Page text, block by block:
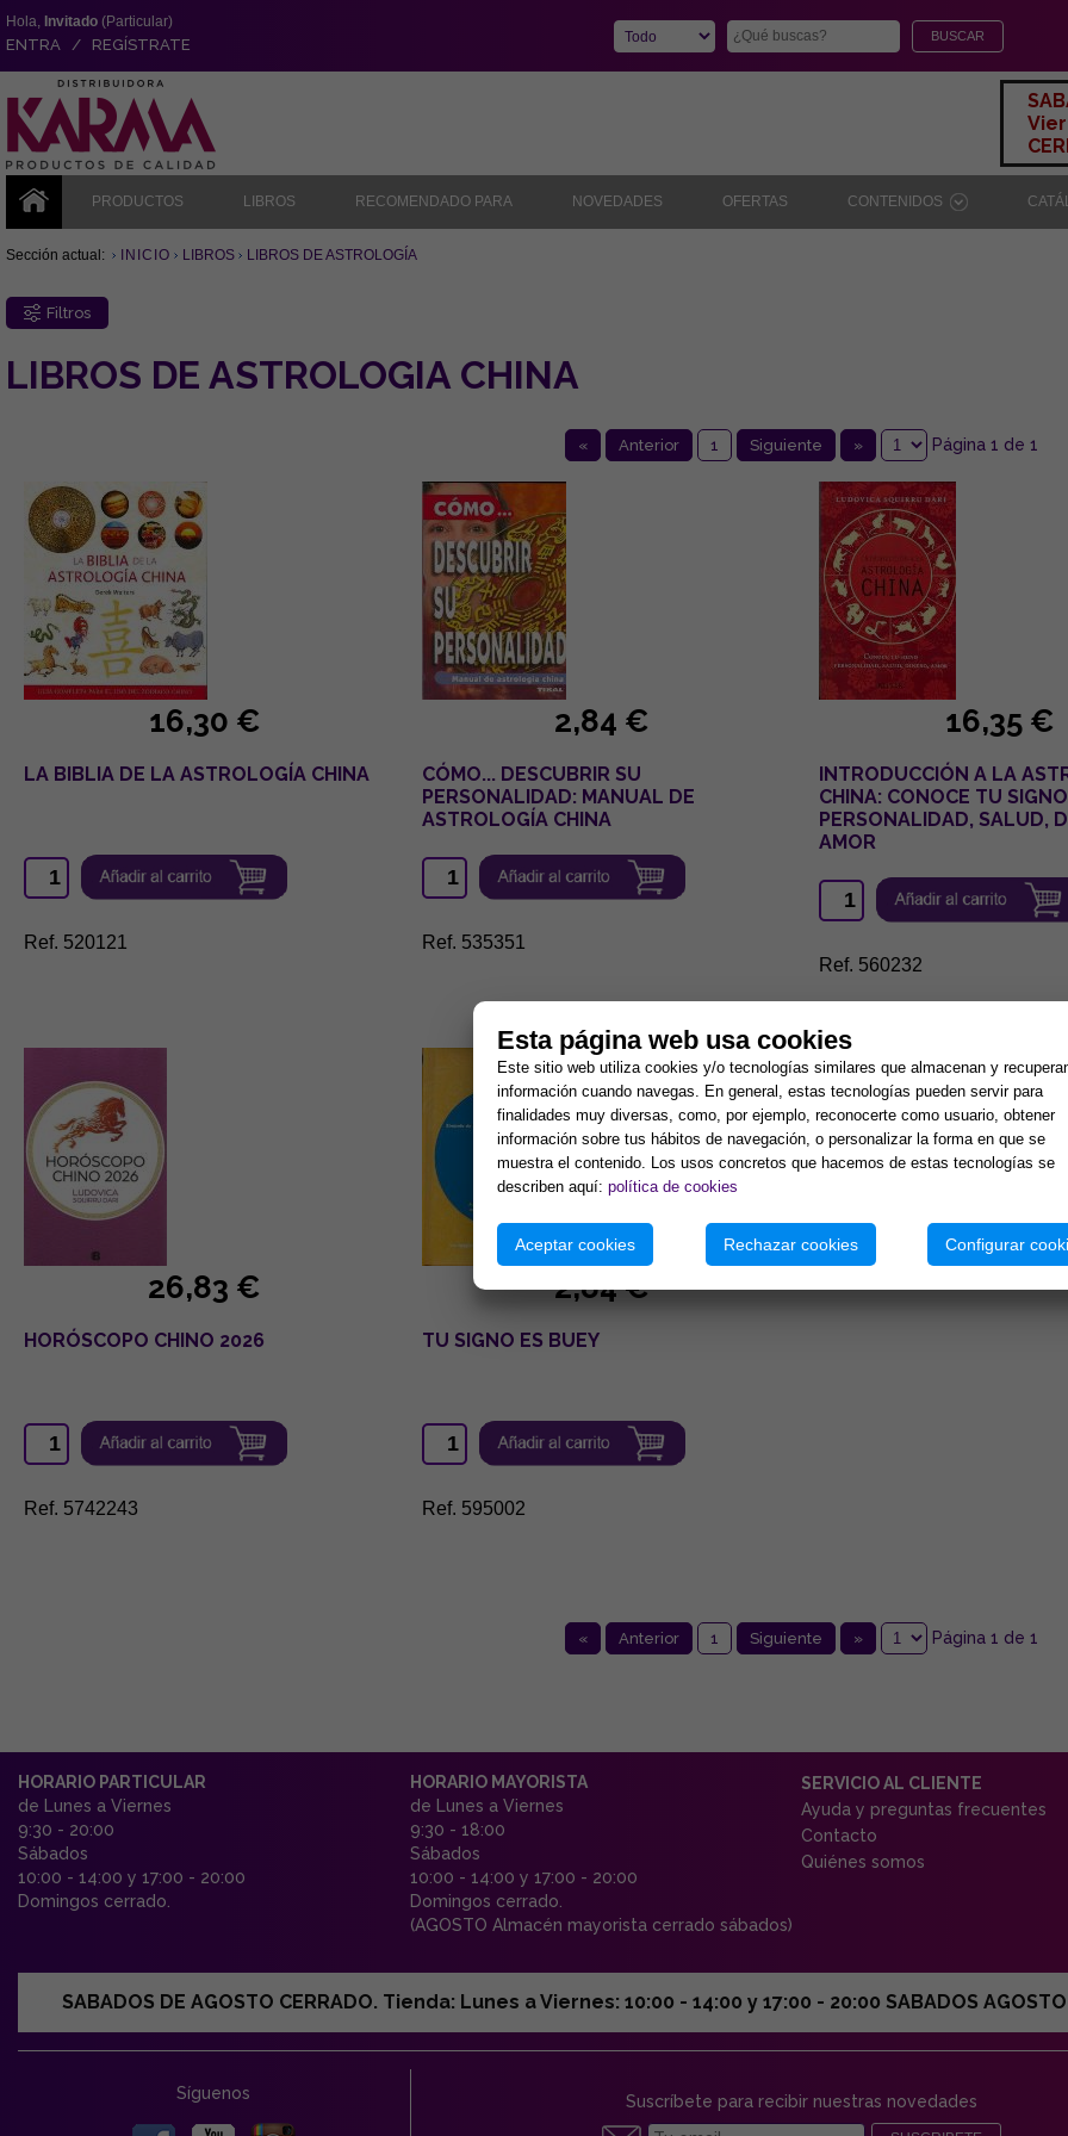
Hola, Invitado (Particular)
ENTRA / REGÍSTRATE
PRODUCTOS LIBROS RECOMENDADO PARA NOVEDADES OFERTAS CONTENIDOS
Sección actual: INICIO LIBROS LIBROS DE ASTROLOGÍA
Filtros
LIBROS DE ASTROLOGIA CHINA
« Anterior 1 Siguiente » Página 1 de 1
16,30 €
LA BIBLIA DE LA ASTROLOGÍA CHINA
Ref. 520121
2,84 €
CÓMO... DESCUBRIR SU
PERSONALIDAD: MANUAL DE
ASTROLOGÍA CHINA
Ref. 535351
16,35 €
INTRODUCCIÓN A LA
CHINA: CONOCE TU
PERSONALIDAD, SALUD,
AMOR
Ref. 560232
26,83 €
HORÓSCOPO CHINO 2026
Ref. 5742243
2,84 €
TU SIGNO ES BUEY
Ref. 595002
« Anterior 1 Siguiente » Página 1 de 1
HORARIO PARTICULAR
de Lunes a Viernes
9:30 - 20:00
Sábados
10:00 - 14:00 y 17:00 - 20:00
Domingos cerrado.
HORARIO MAYORISTA
de Lunes a Viernes
9:30 - 18:00
Sábados
10:00 - 14:00 y 17:00 - 20:00
Domingos cerrado.
(AGOSTO Almacén mayorista cerrado sábados)
SERVICIO AL CLIENTE
Ayuda y preguntas frecuentes
Contacto
Quiénes somos
SABADOS DE AGOSTO CERRADO. Tienda: Lunes a Viernes: 10:00 - 14:00 y 17:00 - 20:00 SABADOS
Síguenos Suscríbete para recibir nuestras novedades
Esta página web usa cookies
Este sitio web utiliza cookies y/o tecnologías similares que almacenan y
información cuando navegas. En general, estas tecnologías pueden servir para
finalidades muy diversas, como, por ejemplo, reconocerte como usuario, obtener
información sobre tus hábitos de navegación, o personalizar la forma en que se
muestra el contenido. Los usos concretos que hacemos de estas tecnologías se
describen aquí: política de cookies
Aceptar cookies Rechazar cookies Configurar